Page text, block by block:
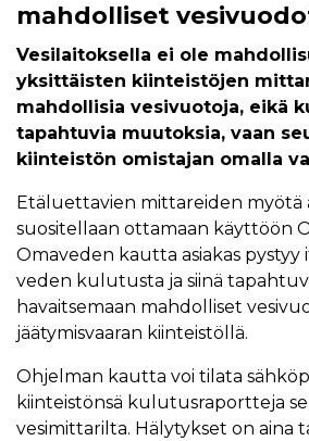
mahdolliset
Vesilaitoksella ei ole
yksittäisten kiinteistöjen
mahdollisia vesivuotoja, eikä
tapahtuvia muutoksia, vaan
kiinteistön omistajan omalla
Etäluettavien mittareiden myötä
suositellaan ottamaan käyttöön
Omaveden kautta asiakas pystyy
veden kulutusta ja siinä
havaitsemaan mahdolliset
jäätymisvaaran kiinteistöllä.
Ohjelman kautta voi tilata
kiinteistönsä kulutusraportteja
vesimittarilta. Hälytykset on aina